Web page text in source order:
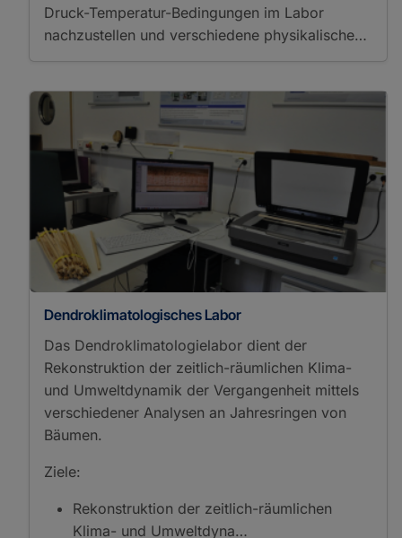
Acid Digestion
Alkali-Fusion
Crushing
Desulfurization
Drying
Electrophoresis
Evaporating
Fast Solvent Extraction
Filtration
Gel Documentation
Gel Electrophoresis
Grinding
Magnetic Extraction
Microtomy
Microwave Acid
Digestion
Milling
Mineral Separation
Preparation Tephra
Druck-Temperatur-Bedingungen im Labor
nachzustellen und verschiedene physikalische…
Dendroklimatologisches Labor
Das Dendroklimatologielabor dient der
Rekonstruktion der zeitlich-räumlichen Klima-
und Umweltdynamik der Vergangenheit mittels
verschiedener Analysen an Jahresringen von
Bäumen.
Ziele:
Rekonstruktion der zeitlich-räumlichen
Klima- und Umweltdyna…